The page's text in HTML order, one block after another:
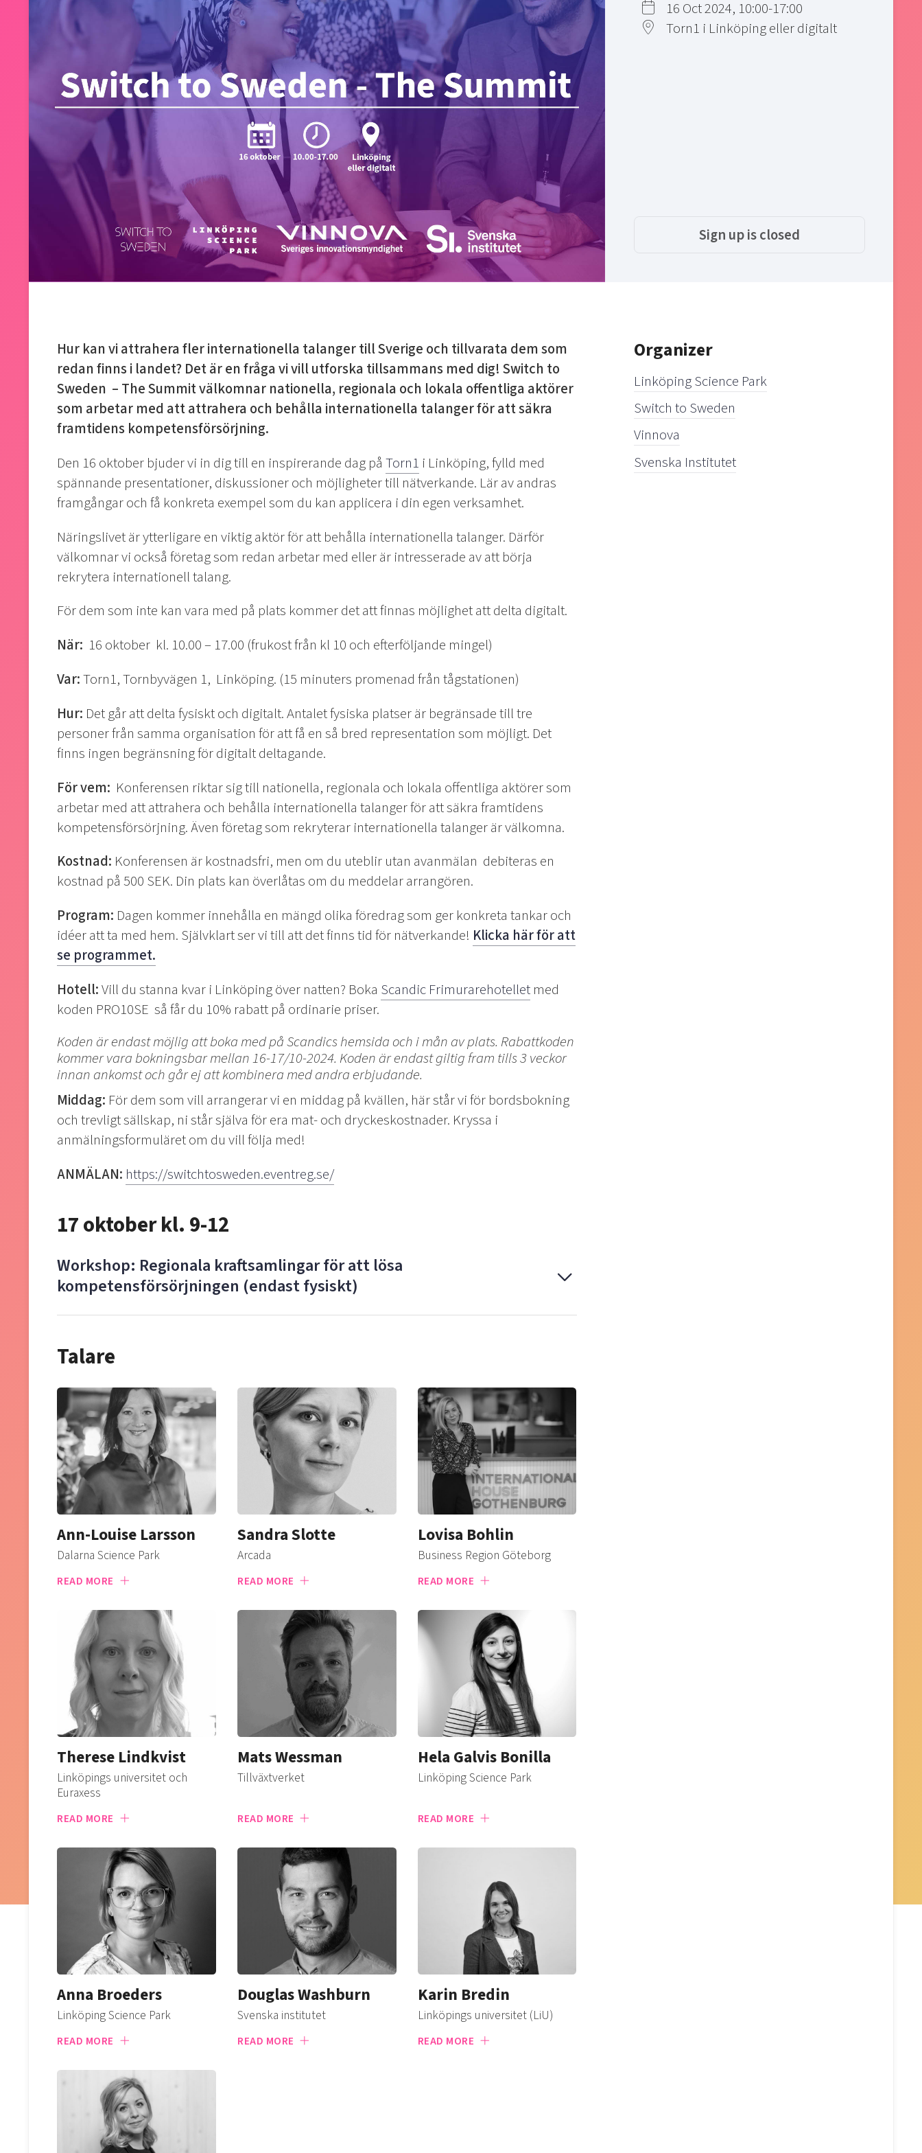
16 Oct 2024, 10:00-17:00
Torn1 i Linköping eller digitalt
Sign up is closed
Hur kan vi attrahera fler internationella talanger till Sverige och tillvarata dem som
redan finns i landet? Det är en fråga vi vill utforska tillsammans med dig! Switch to
Sweden – The Summit välkomnar nationella, regionala och lokala offentliga aktörer
som arbetar med att attrahera och behålla internationella talanger för att säkra
framtidens kompetensförsörjning.
Den 16 oktober bjuder vi in dig till en inspirerande dag påTorn1 i Linköping, fylld med
spännande presentationer, diskussioner och möjligheter till nätverkande. Lär av andras
framgångar och få konkreta exempel som du kan applicera i din egen verksamhet.
Näringslivet är ytterligare en viktig aktör för att behålla internationella talanger. Därför
välkomnar vi också företag som redan arbetar med eller är intresserade av att börja
rekrytera internationell talang.
För dem som inte kan vara med på plats kommer det att finnas möjlighet att delta digitalt.
När: 16 oktober kl. 10.00 – 17.00 (frukost från kl 10 och efterföljande mingel)
Var:Torn1, Tornbyvägen 1, Linköping. (15 minuters promenad från tågstationen)
Hur: Det går att delta fysiskt och digitalt. Antalet fysiska platser är begränsade till tre
personer från samma organisation för att få en så bred representation som möjligt. Det
finns ingen begränsning för digitalt deltagande.
För vem: Konferensen riktar sig till nationella, regionala och lokala offentliga aktörer som
arbetar med att attrahera och behålla internationella talanger för att säkra framtidens
kompetensförsörjning. Även företag som rekryterar internationella talanger är välkomna.
Kostnad: Konferensen är kostnadsfri, men om du uteblir utan avanmälan debiteras en
kostnad på 500 SEK. Din plats kan överlåtas om du meddelar arrangören.
Program: Dagen kommer innehålla en mängd olika föredrag som ger konkreta tankar och
idéer att ta med hem. Självklart ser vi till att det finns tid för nätverkande! Klicka här för att
se programmet.
Hotell:Vill du stanna kvar i Linköping över natten? Boka Scandic Frimurarehotellet med
koden PRO10SE så får du 10% rabatt på ordinarie priser.
Koden är endast möjlig att boka med på Scandics hemsida och i mån av plats. Rabattkoden
kommer vara bokningsbar mellan 16-17/10-2024. Koden är endast giltig fram tills 3 veckor
innan ankomst och går ej att kombinera med andra erbjudande.
Middag: För dem som vill arrangerar vi en middag på kvällen, här står vi för bordsbokning
och trevligt sällskap, ni står själva för era mat- och dryckeskostnader. Kryssa i
anmälningsformuläret om du vill följa med!
ANMÄLAN: https://switchtosweden.eventreg.se/
17 oktober kl. 9-12
Workshop: Regionala kraftsamlingar för att lösa
kompetensförsörjningen (endast fysiskt)
Talare
Ann-Louise Larsson
Dalarna Science Park
READ MORE
Sandra Slotte
Arcada
READ MORE
Lovisa Bohlin
Business Region Göteborg
READ MORE
Therese Lindkvist
Linköpings universitet och
Euraxess
READ MORE
Mats Wessman
Tillväxtverket
READ MORE
Hela Galvis Bonilla
Linköping Science Park
READ MORE
Anna Broeders
Linköping Science Park
READ MORE
Douglas Washburn
Svenska institutet
READ MORE
Karin Bredin
Linköpings universitet (LiU)
READ MORE
Organizer
Linköping Science Park
Switch to Sweden
Vinnova
Svenska Institutet